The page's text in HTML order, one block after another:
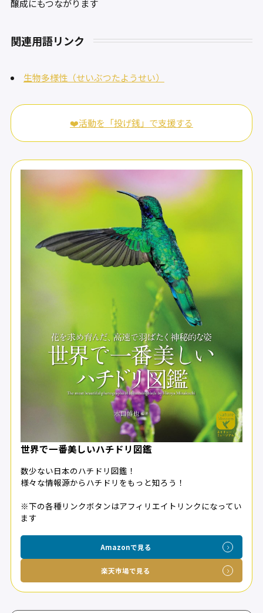
醸成にもつながります
関連用語リンク
生物多様性（せいぶつたようせい）
❤️活動を「投げ銭」で支援する
世界で一番美しいハチドリ図鑑
数少ない日本のハチドリ図鑑！
様々な情報源からハチドリをもっと知ろう！
※下の各種リンクボタンはアフィリエイトリンクになってい
ます
Amazonで見る
楽天市場で見る